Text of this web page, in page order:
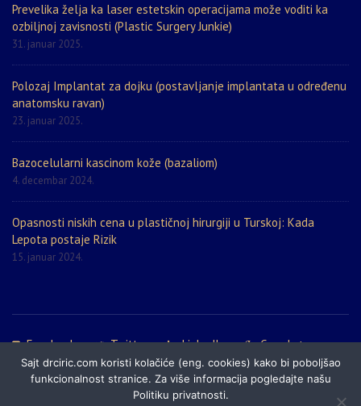
Prevelika želja ka laser estetskin operacijama može voditi ka
ozbiljnoj zavisnosti (Plastic Surgery Junkie)
31. januar 2025.
Polozaj Implantat za dojku (postavljanje implantata u određenu
anatomsku ravan)
23. januar 2025.
Bazocelularni kascinom kože (bazaliom)
4. decembar 2024.
Opasnosti niskih cena u plastičnoj hirurgiji u Turskoj: Kada
Lepota postaje Rizik
15. januar 2024.
Facebook Twitter LinkedIn
Google+
Politika privatnosti
Prijatelji sajta Mapa sajta
Sajt drciric.com koristi kolačiće (eng. cookies) kako bi poboljšao
funkcionalnost stranice. Za više informacija pogledajte našu
Politiku privatnosti.